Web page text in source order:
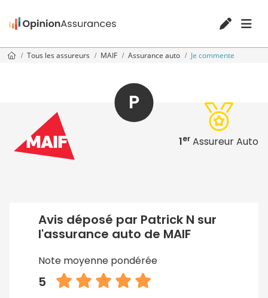
Tous les assureurs MAIF Assurance auto Je commente
P
Avis déposé par Patrick N sur
l'assurance auto de MAIF
Note moyenne pondérée
5
1er Assureur Auto